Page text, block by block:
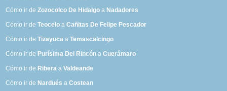
Cómo ir deZozocolco De Hidalgo a Nadadores
Cómo ir deTeocelo aCañitas De Felipe Pescador
Cómo ir deTizayuca aTemascalcingo
Cómo ir de Purísima Del Rincón aCuerámaro
Cómo ir de Ribera aValdeande
Cómo ir de Nardués aCostean